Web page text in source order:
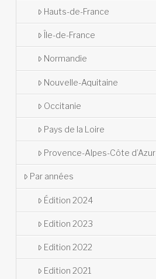
Hauts-de-France
Île-de-France
Normandie
Nouvelle-Aquitaine
Occitanie
Pays de la Loire
Provence-Alpes-Côte d’Azur
Par années
Édition 2024
Edition 2023
Edition 2022
Edition 2021